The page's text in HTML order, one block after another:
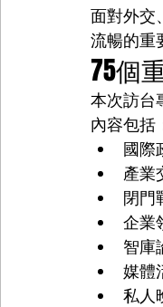
面對外交
流暢的重
75個
本次訪台
內容包括
國際
產業
閉門
企業
智庫
媒體
私人